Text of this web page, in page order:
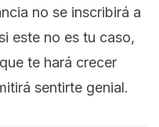
no se inscribirá a
este no es tu caso,
te hará crecer
sentirte genial.